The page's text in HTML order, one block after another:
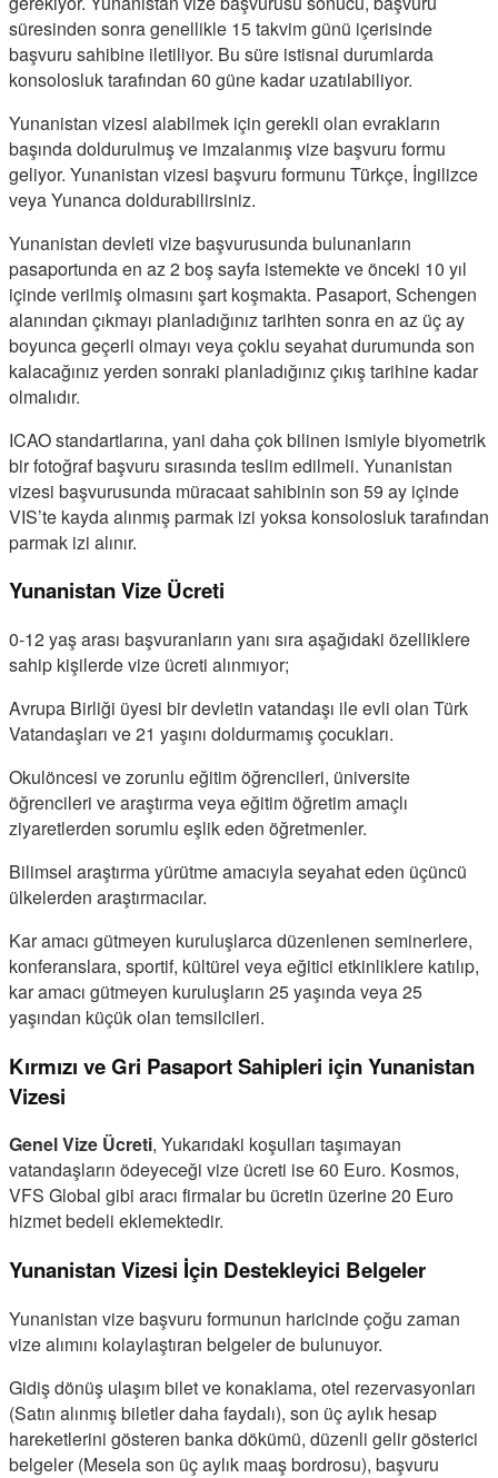
süresinden sonra genellikle 15 takvim günü içerisinde
başvuru sahibine iletiliyor. Bu süre istisnai durumlarda
konsolosluk tarafından 60 güne kadar uzatılabiliyor.
Yunanistan vizesi alabilmek için gerekli olan evrakların
başında doldurulmuş ve imzalanmış vize başvuru formu
geliyor. Yunanistan vizesi başvuru formunu Türkçe, İngilizce
veya Yunanca doldurabilirsiniz.
Yunanistan devleti vize başvurusunda bulunanların
pasaportunda en az 2 boş sayfa istemekte ve önceki 10 yıl
içinde verilmiş olmasını şart koşmakta. Pasaport, Schengen
alanından çıkmayı planladığınız tarihten sonra en az üç ay
boyunca geçerli olmayı veya çoklu seyahat durumunda son
kalacağınız yerden sonraki planladığınız çıkış tarihine kadar
olmalıdır.
ICAO standartlarına, yani daha çok bilinen ismiyle biyometrik
bir fotoğraf başvuru sırasında teslim edilmeli. Yunanistan
vizesi başvurusunda müracaat sahibinin son 59 ay içinde
VIS’te kayda alınmış parmak izi yoksa konsolosluk tarafından
parmak izi alınır.
Yunanistan Vize Ücreti
0-12 yaş arası başvuranların yanı sıra aşağıdaki özelliklere
sahip kişilerde vize ücreti alınmıyor;
Avrupa Birliği üyesi bir devletin vatandaşı ile evli olan Türk
Vatandaşları ve 21 yaşını doldurmamış çocukları.
Okulöncesi ve zorunlu eğitim öğrencileri, üniversite
öğrencileri ve araştırma veya eğitim öğretim amaçlı
ziyaretlerden sorumlu eşlik eden öğretmenler.
Bilimsel araştırma yürütme amacıyla seyahat eden üçüncü
ülkelerden araştırmacılar.
Kar amacı gütmeyen kuruluşlarca düzenlenen seminerlere,
konferanslara, sportif, kültürel veya eğitici etkinliklere katılıp,
kar amacı gütmeyen kuruluşların 25 yaşında veya 25
yaşından küçük olan temsilcileri.
Kırmızı ve Gri Pasaport Sahipleri için Yunanistan
Vizesi
Genel Vize Ücreti, Yukarıdaki koşulları taşımayan
vatandaşların ödeyeceği vize ücreti ise 60 Euro. Kosmos,
VFS Global gibi aracı firmalar bu ücretin üzerine 20 Euro
hizmet bedeli eklemektedir.
Yunanistan Vizesi İçin Destekleyici Belgeler
Yunanistan vize başvuru formunun haricinde çoğu zaman
vize alımını kolaylaştıran belgeler de bulunuyor.
Gidiş dönüş ulaşım bilet ve konaklama, otel rezervasyonları
(Satın alınmış biletler daha faydalı), son üç aylık hesap
hareketlerini gösteren banka dökümü, düzenli gelir gösterici
belgeler (Mesela son üç aylık maaş bordrosu), başvuru